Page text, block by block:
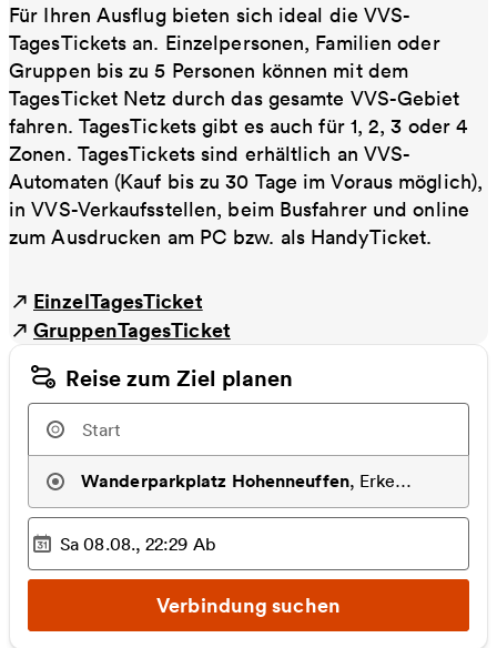
Für Ihren Ausflug bieten sich ideal die VVS-
TagesTickets an. Einzelpersonen, Familien oder
Gruppen bis zu 5 Personen können mit dem
TagesTicket Netz durch das gesamte VVS-Gebiet
fahren. TagesTickets gibt es auch für 1, 2, 3 oder 4
Zonen. TagesTickets sind erhältlich an VVS-
Automaten (Kauf bis zu 30 Tage im Voraus möglich),
in VVS-Verkaufsstellen, beim Busfahrer und online
zum Ausdrucken am PC bzw. als HandyTicket.
EinzelTagesTicket
GruppenTagesTicket
Reise zum Ziel planen
Wanderparkplatz Hohenneuffen,
Ausgewählter Zeitpunkt
Sa 08.08., 22:29 Ab
Verbindung suchen